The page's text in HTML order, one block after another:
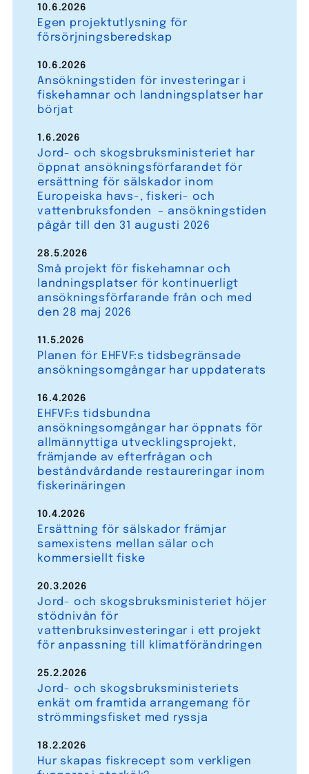
Egen projektutlysning för
försörjningsberedskap
10.6.2026
Ansökningstiden för investeringar i
fiskehamnar och landningsplatser har
börjat
10.6.2026
Jord- och skogsbruksministeriet har
öppnat ansökningsförfarandet för
ersättning för sälskador inom
Europeiska havs-, fiskeri- och
vattenbruksfonden – ansökningstiden
pågår till den 31 augusti 2026
1.6.2026
Små projekt för fiskehamnar och
landningsplatser för kontinuerligt
ansökningsförfarande från och med
den 28 maj 2026
28.5.2026
Planen för EHFVF:s tidsbegränsade
ansökningsomgångar har uppdaterats
11.5.2026
EHFVF:s tidsbundna
ansökningsomgångar har öppnats för
allmännyttiga utvecklingsprojekt,
främjande av efterfrågan och
beståndvårdande restaureringar inom
fiskerinäringen
16.4.2026
Ersättning för sälskador främjar
samexistens mellan sälar och
kommersiellt fiske
10.4.2026
Jord- och skogsbruksministeriet höjer
stödnivån för
vattenbruksinvesteringar i ett projekt
för anpassning till klimatförändringen
20.3.2026
Jord- och skogsbruksministeriets
enkät om framtida arrangemang för
strömmingsfisket med ryssja
25.2.2026
Hur skapas fiskrecept som verkligen
18.2.2026